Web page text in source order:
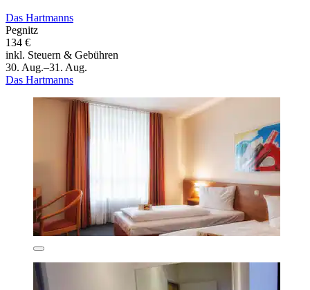
Das Hartmanns
Pegnitz
134 €
inkl. Steuern & Gebühren
30. Aug.–31. Aug.
Das Hartmanns